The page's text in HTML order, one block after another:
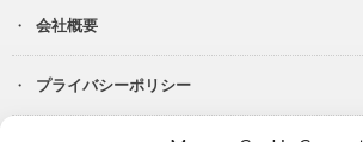
会社概要
プライバシーポリシー